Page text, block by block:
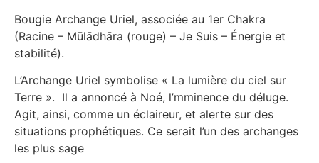
Bougie Archange Uriel, associée au 1er Chakra
(Racine – Mūlādhāra (rouge) – Je Suis – Énergie et
stabilité).
L’Archange Uriel symbolise « La lumière du ciel sur
Terre ». Il a annoncé à Noé, l’mminence du déluge.
Agit, ainsi, comme un éclaireur, et alerte sur des
situations prophétiques. Ce serait l’un des archanges
les plus sage